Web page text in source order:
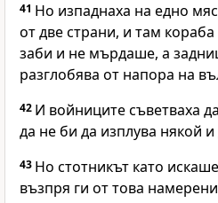
41 Но изпаднаха на едно
от две страни, и там
заби и не мърдаше, а
разглобява от напора на
42 И войниците съветваха
да не би да изплува някой и
43 Но стотникът като
възпря ги от това